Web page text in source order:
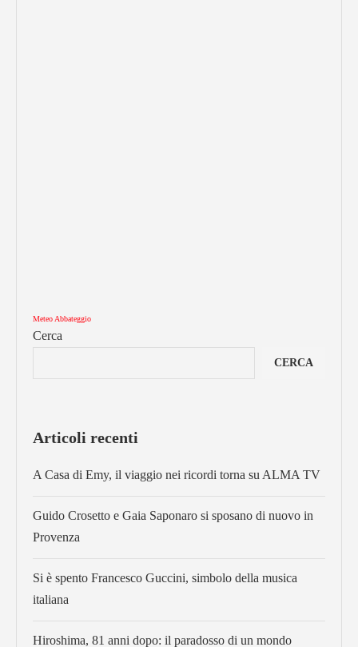
Meteo Abbateggio
Cerca
CERCA
Articoli recenti
A Casa di Emy, il viaggio nei ricordi torna su ALMA TV
Guido Crosetto e Gaia Saponaro si sposano di nuovo in
Provenza
Si è spento Francesco Guccini, simbolo della musica
italiana
Hiroshima, 81 anni dopo: il paradosso di un mondo